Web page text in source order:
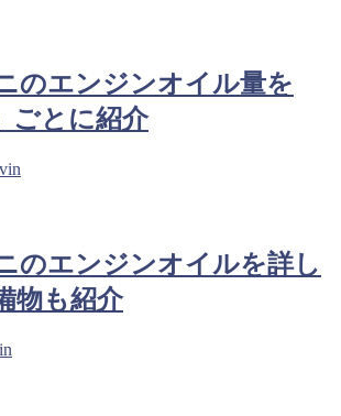
のエンジンオイル量を
ごとに紹介
のエンジンオイルを詳し
物も紹介